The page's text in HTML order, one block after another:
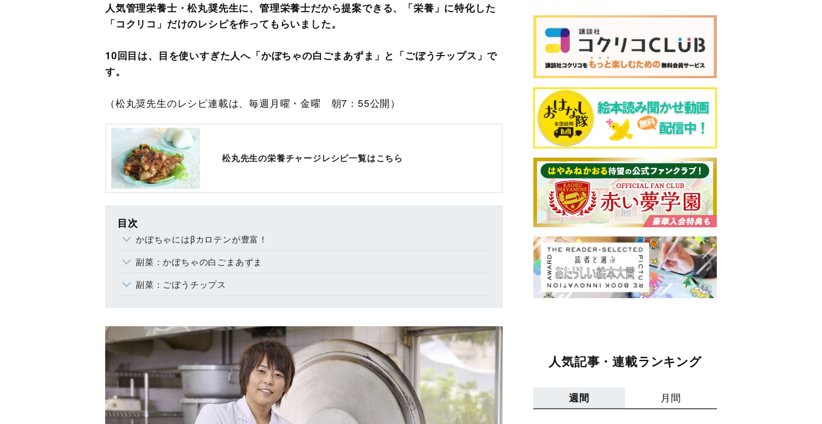
人気管理栄養士・松丸奨先生に、管理栄養士だから提案できる、「栄養」に特化した
「コクリコ」だけのレシピを作ってもらいました。
10回目は、目を使いすぎた人へ「かぼちゃの白ごまあずま」と「ごぼうチップス」で
す。
（松丸奨先生のレシピ連載は、毎週月曜・金曜 朝7：55公開）
松丸先生の栄養チャージレシピ一覧はこちら
目次
かぼちゃにはβカロテンが豊富！
副菜：かぼちゃの白ごまあずま
副菜：ごぼうチップス
人気記事・連載ランキング
週間 月間